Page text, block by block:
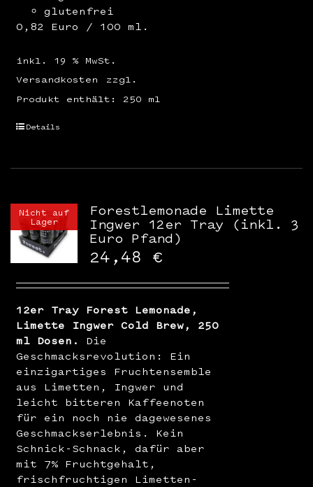
glutenfrei
0,82 Euro / 100 ml.
inkl. 19 % MwSt.
zzgl.
Versandkosten
Produkt enthält: 250 ml
Details
Nicht auf
Lager
Forestlemonade Limette
Ingwer 12er Tray (inkl. 3
Euro Pfand)
24,48 €
12er Tray Forest Lemonade,
Limette Ingwer Cold Brew, 250
ml Dosen.
Die
Geschmacksrevolution: Ein
einzigartiges Fruchtensemble
aus Limetten, Ingwer und
leicht bitteren Kaffeenoten
für ein noch nie dagewesenes
Geschmackserlebnis. Kein
Schnick-Schnack, dafür aber
mit 7% Fruchtgehalt,
frischfruchtigen Limetten-